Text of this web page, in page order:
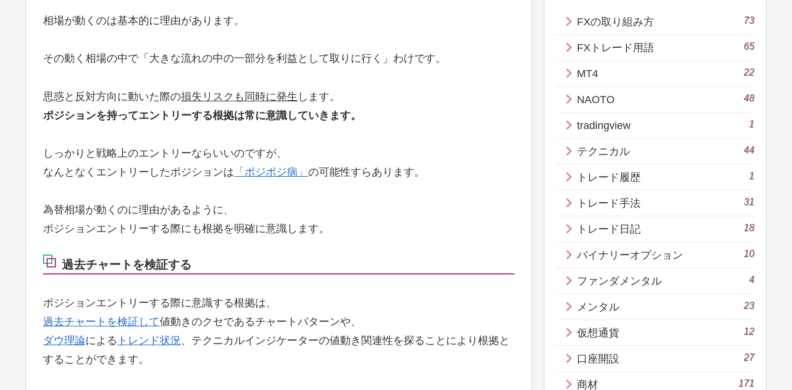
相場が動くのは基本的に理由があります。
その動く相場の中で「大きな流れの中の一部分を利益として取りに行く」わけです。
思惑と反対方向に動いた際の損失リスクも同時に発生 します。
ポジションを持ってエントリーする根拠は常に意識していきます。
しっかりと戦略上のエントリーならいいのですが、
なんとなくエントリーしたポジションは 「ポジポジ病」 の可能性すらあります。
為替相場が動くのに理由があるように、
ポジションエントリーする際にも根拠を明確に意識します。
過去チャートを検証する
ポジションエントリーする際に意識する根拠は、
過去チャートを検証して値動きのクセであるチャートパターンや、
ダウ理論による トレンド状況、テクニカルインジケーターの値動き関連性を探ることにより根拠と
することができます。
FXの取り組み方 73
FXトレード用語 65
MT4 22
NAOTO 48
tradingview 1
テクニカル 44
トレード履歴 1
トレード手法 31
トレード日記 18
バイナリーオプション 10
ファンダメンタル 4
メンタル 23
仮想通貨 12
口座開設 27
商材 171